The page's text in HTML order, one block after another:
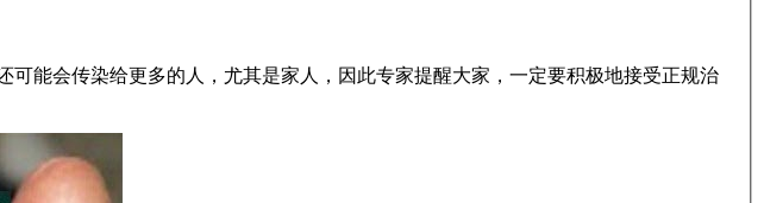
能会传染给更多的人，尤其是家人，因此专家提醒大家，一定要积极地接受正规治